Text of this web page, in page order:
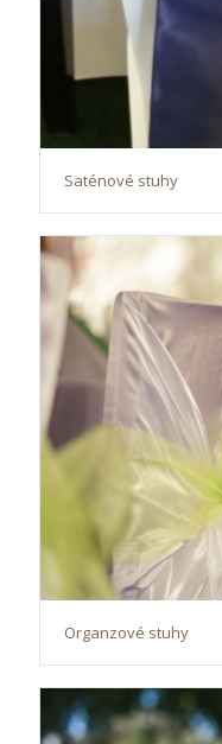
Saténové stuhy
Organzové stuhy